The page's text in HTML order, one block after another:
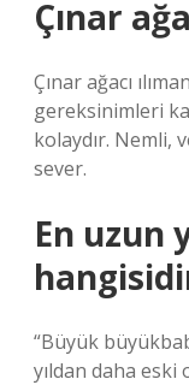
Çınar
Çınar ağacı
gereksinimleri
kolaydır. Nemli,
sever.
En uzun
“Büyük
yıldan daha eski